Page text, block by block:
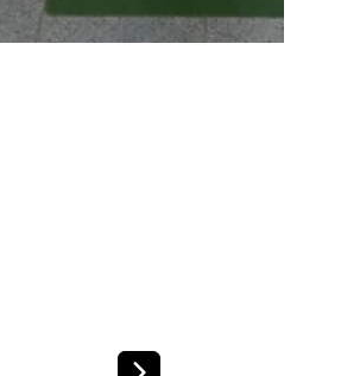
Greitas apsipirkimas